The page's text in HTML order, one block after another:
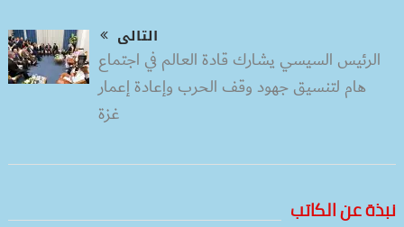
التالى
الرئيس السيسي يشارك قادة العالم في اجتماع
هام لتنسيق جهود وقف الحرب وإعادة إعمار
غزة
نبذة عن الكاتب